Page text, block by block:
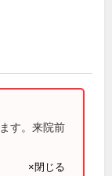
す。来院前
×閉じる